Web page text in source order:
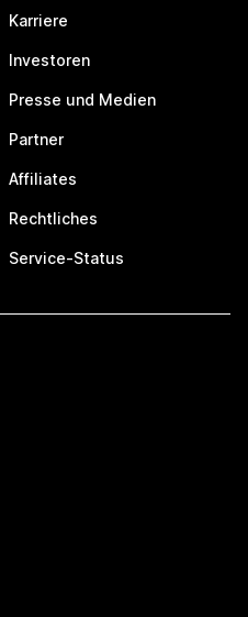
Karriere
Investoren
Presse und Medien
Partner
Affiliates
Rechtliches
Service-Status